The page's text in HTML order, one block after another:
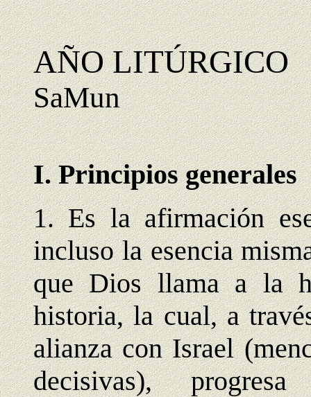
AÑO LITÚRGICO
SaMun
I. Principios generales
1. Es la afirmación
incluso la esencia
que Dios llama a la
historia, la cual, a
alianza con Israel
decisivas),